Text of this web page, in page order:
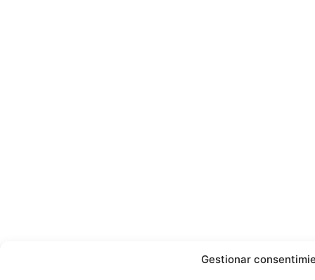
Gestionar